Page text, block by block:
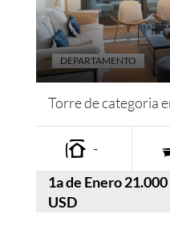
Torre de categoria
-
DEPARTAMENTO
1a de Enero 21.000
USD